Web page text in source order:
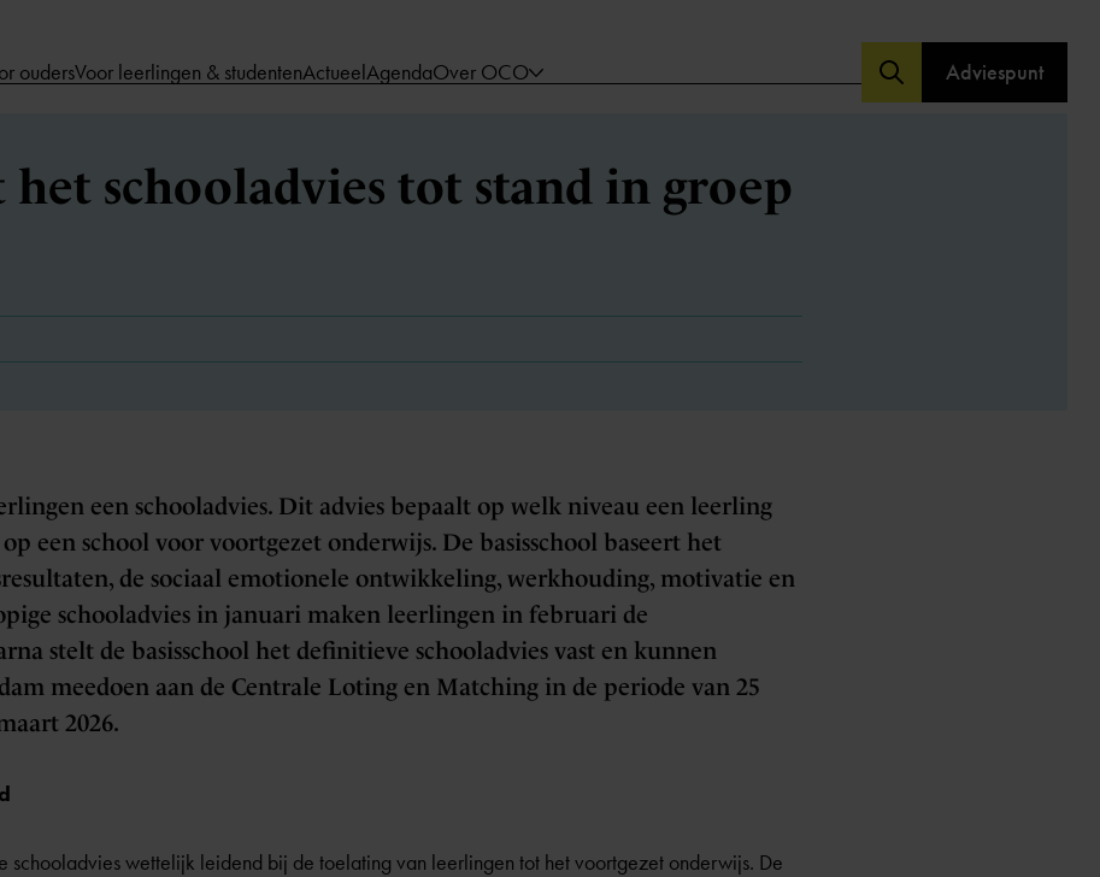
oudersVoor leerlingen & studentenActueelAgendaOver OCO Adviespunt
schooladvies tot stand in groep
een schooladvies. Dit advies bepaalt op welk niveau een leerling
een school voor voortgezet onderwijs. De basisschool baseert het
de sociaal emotionele ontwikkeling, werkhouding, motivatie en
schooladvies in januari maken leerlingen in februari de
stelt de basisschool het definitieve schooladvies vast en kunnen
meedoen aan de Centrale Loting en Matching in de periode van 25
2026.
schooladvies wettelijk leidend bij de toelating van leerlingen tot het voortgezet onderwijs. De